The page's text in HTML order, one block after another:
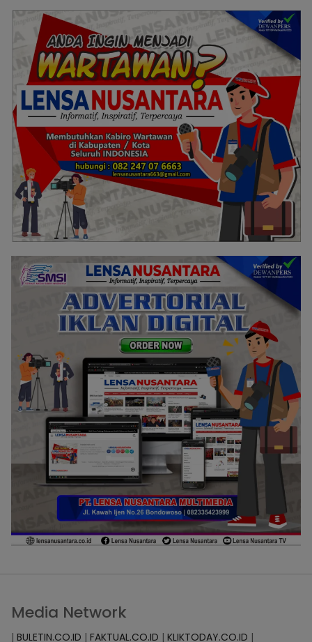
Media Network
| BULETIN.CO.ID | FAKTUAL.CO.ID | KLIKTODAY.CO.ID |